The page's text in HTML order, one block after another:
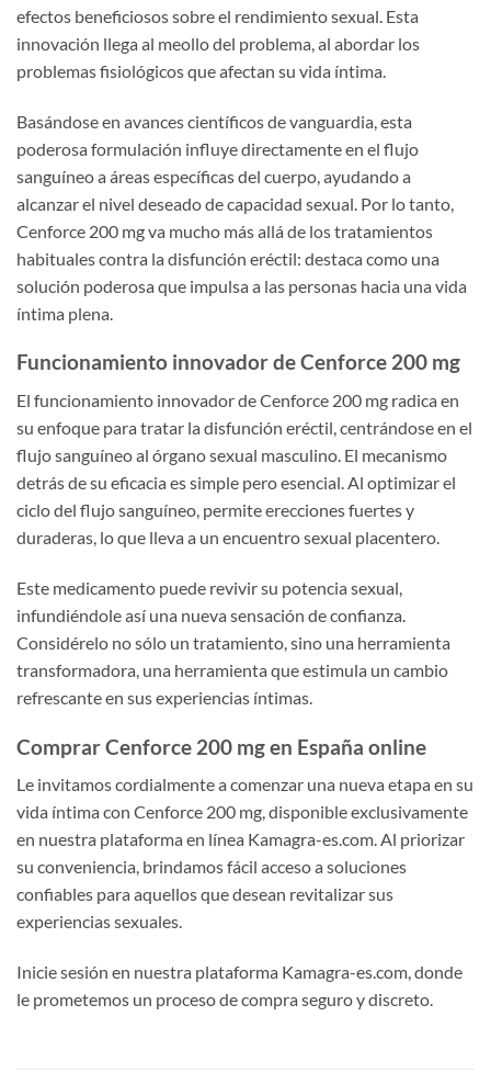
efectos beneficiosos sobre el rendimiento sexual. Esta
innovación llega al meollo del problema, al abordar los
problemas fisiológicos que afectan su vida íntima.
Basándose en avances científicos de vanguardia, esta
poderosa formulación influye directamente en el flujo
sanguíneo a áreas específicas del cuerpo, ayudando a
alcanzar el nivel deseado de capacidad sexual. Por lo tanto,
Cenforce 200 mg va mucho más allá de los tratamientos
habituales contra la disfunción eréctil: destaca como una
solución poderosa que impulsa a las personas hacia una vida
íntima plena.
Funcionamiento innovador de Cenforce 200 mg
El funcionamiento innovador de Cenforce 200 mg radica en
su enfoque para tratar la disfunción eréctil, centrándose en el
flujo sanguíneo al órgano sexual masculino. El mecanismo
detrás de su eficacia es simple pero esencial. Al optimizar el
ciclo del flujo sanguíneo, permite erecciones fuertes y
duraderas, lo que lleva a un encuentro sexual placentero.
Este medicamento puede revivir su potencia sexual,
infundiéndole así una nueva sensación de confianza.
Considérelo no sólo un tratamiento, sino una herramienta
transformadora, una herramienta que estimula un cambio
refrescante en sus experiencias íntimas.
Comprar Cenforce 200 mg en España online
Le invitamos cordialmente a comenzar una nueva etapa en su
vida íntima con Cenforce 200 mg, disponible exclusivamente
en nuestra plataforma en línea Kamagra-es.com. Al priorizar
su conveniencia, brindamos fácil acceso a soluciones
confiables para aquellos que desean revitalizar sus
experiencias sexuales.
Inicie sesión en nuestra plataforma Kamagra-es.com, donde
le prometemos un proceso de compra seguro y discreto.